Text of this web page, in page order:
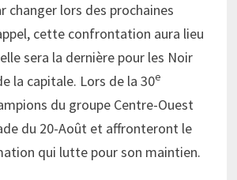
changer lors des prochaines
cette confrontation aura lieu
sera la dernière pour les Noir
la capitale. Lors de la 30e
du groupe Centre-Ouest
du 20-Août et affronteront le
qui lutte pour son maintien.